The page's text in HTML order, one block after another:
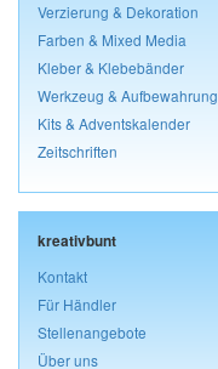
Verzierung & Dekoration
Farben & Mixed Media
Kleber & Klebebänder
Werkzeug & Aufbewahrung
Kits & Adventskalender
Zeitschriften
kreativbunt
Kontakt
Für Händler
Stellenangebote
Über uns